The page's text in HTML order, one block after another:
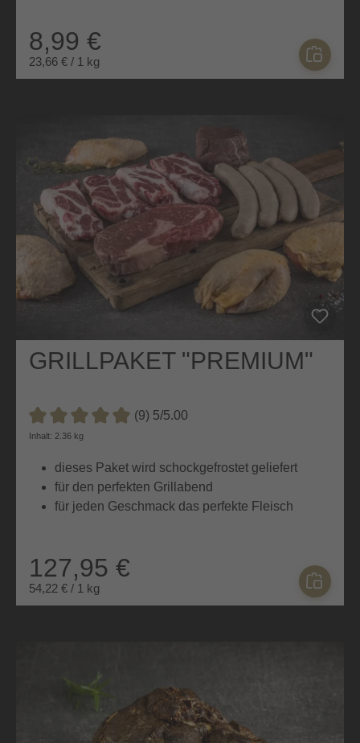
8,99 €
23,66 € / 1 kg
GRILLPAKET "PREMIUM"
Durchschnittliche Bewertung von 5 von 5 Sternen
(9) 5/5.00
Inhalt: 2.36 kg
dieses Paket wird schockgefrostet geliefert
für den perfekten Grillabend
für jeden Geschmack das perfekte Fleisch
127,95 €
54,22 € / 1 kg